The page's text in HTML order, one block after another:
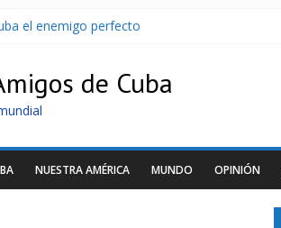
el enemigo perfecto
de Cuba
NUESTRA AMÉRICA MUNDO OPINIÓN